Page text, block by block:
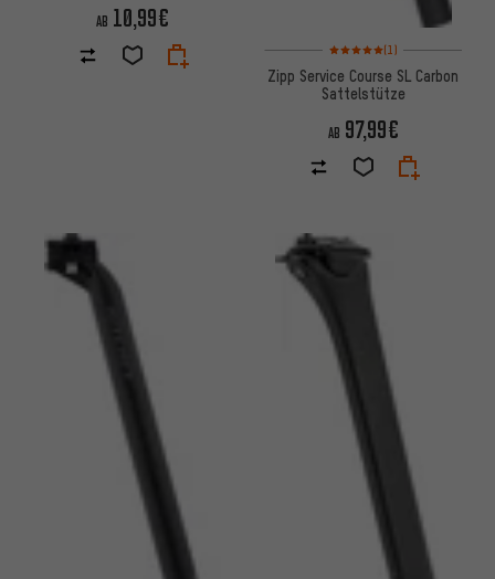
AB 10,99€
Bewertungen: 5 von 5
(1)
Zipp Service Course SL Carbon
Sattelstütze
AB 97,99€